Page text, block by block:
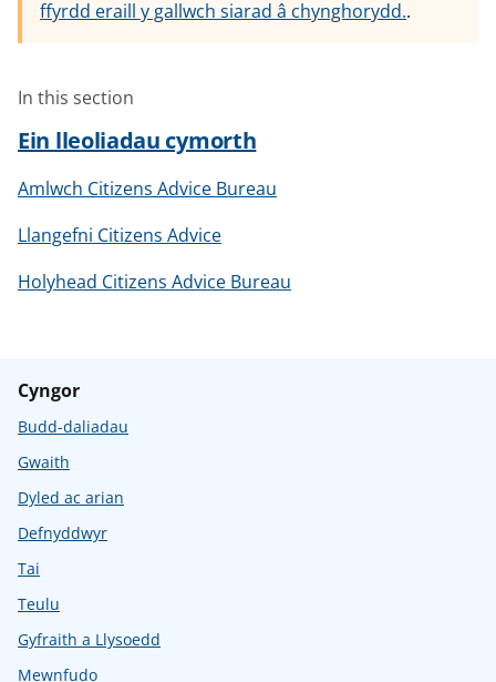
ffyrdd eraill y gallwch siarad â chynghorydd..
In this section
Ein lleoliadau cymorth
Amlwch Citizens Advice Bureau
Llangefni Citizens Advice
Holyhead Citizens Advice Bureau
Cyngor
Budd-daliadau
Gwaith
Dyled ac arian
Defnyddwyr
Tai
Teulu
Gyfraith a Llysoedd
Mewnfudo